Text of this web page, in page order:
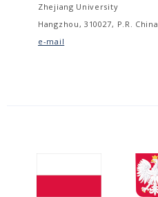
Zhejiang University
Hangzhou, 310027, P.R. China
e-mail